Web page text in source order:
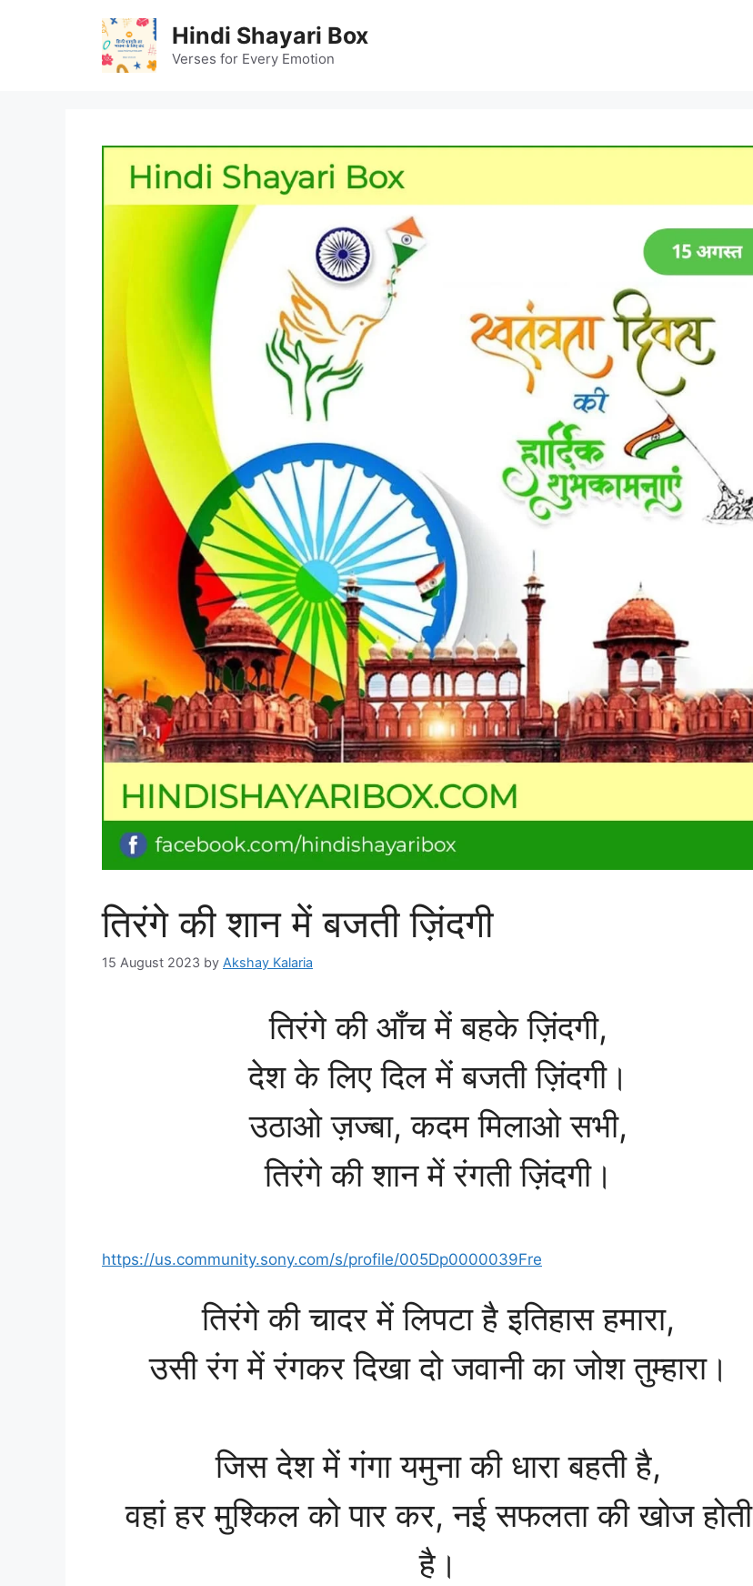
Hindi Shayari Box
Verses for Every Emotion
तिरंगे की शान में बजती ज़िंदगी
15 August 2023 by Akshay Kalaria
तिरंगे की आँच में बहके ज़िंदगी,
देश के लिए दिल में बजती ज़िंदगी।
उठाओ ज़ज्बा, कदम मिलाओ सभी,
तिरंगे की शान में रंगती ज़िंदगी।
https://us.community.sony.com/s/profile/005Dp0000039Fre
तिरंगे की चादर में लिपटा है इतिहास हमारा,
उसी रंग में रंगकर दिखा दो जवानी का जोश तुम्हारा।
जिस देश में गंगा यमुना की धारा बहती है,
वहां हर मुश्किल को पार कर, नई सफलता की खोज होती
है।